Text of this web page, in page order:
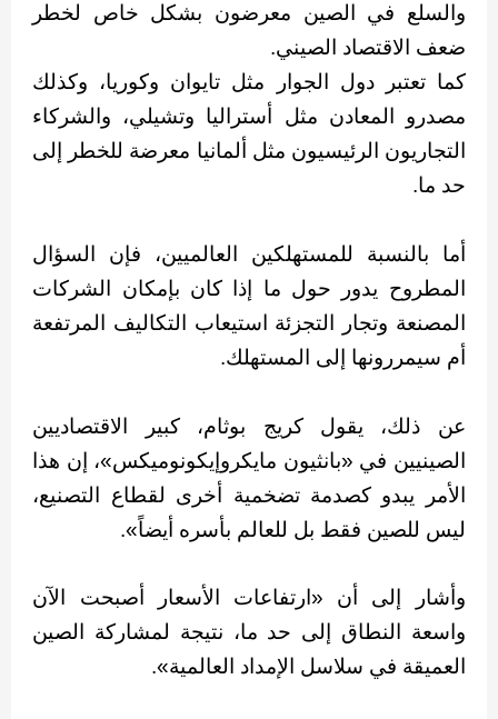
والسلع في الصين معرضون بشكل خاص لخطر
ضعف الاقتصاد الصيني.
كما تعتبر دول الجوار مثل تايوان وكوريا، وكذلك
مصدرو المعادن مثل أستراليا وتشيلي، والشركاء
التجاريون الرئيسيون مثل ألمانيا معرضة للخطر إلى
حد ما.
أما بالنسبة للمستهلكين العالميين، فإن السؤال
المطروح يدور حول ما إذا كان بإمكان الشركات
المصنعة وتجار التجزئة استيعاب التكاليف المرتفعة
أم سيمررونها إلى المستهلك.
عن ذلك، يقول كريج بوثام، كبير الاقتصاديين
الصينيين في «بانثيون مايكروإيكونوميكس»، إن هذا
الأمر يبدو كصدمة تضخمية أخرى لقطاع التصنيع،
ليس للصين فقط بل للعالم بأسره أيضاً».
وأشار إلى أن «ارتفاعات الأسعار أصبحت الآن
واسعة النطاق إلى حد ما، نتيجة لمشاركة الصين
العميقة في سلاسل الإمداد العالمية».